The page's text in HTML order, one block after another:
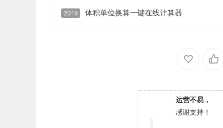
2019 体积单位换算一键在线计算器
运营不易，
感谢支持！